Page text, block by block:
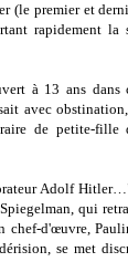
(le premier et
rapidement la
à 13 ans dans
avec
de petite-fille
Adolf
qui
chef-d'œuvre,
se met